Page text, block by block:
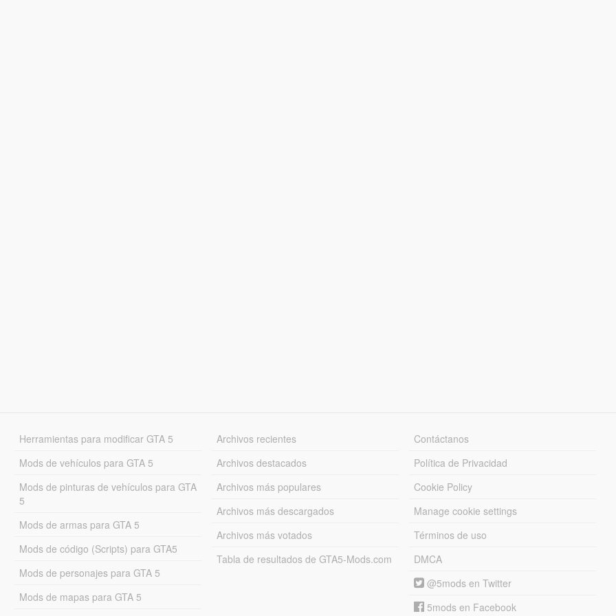
Herramientas para modificar GTA 5
Mods de vehículos para GTA 5
Mods de pinturas de vehículos para GTA
5
Mods de armas para GTA 5
Mods de código (Scripts) para GTA5
Mods de personajes para GTA 5
Mods de mapas para GTA 5
Archivos recientes
Archivos destacados
Archivos más populares
Archivos más descargados
Archivos más votados
Tabla de resultados de GTA5-Mods.com
Contáctanos
Política de Privacidad
Cookie Policy
Manage cookie settings
Términos de uso
DMCA
@5mods en Twitter
5mods en Facebook